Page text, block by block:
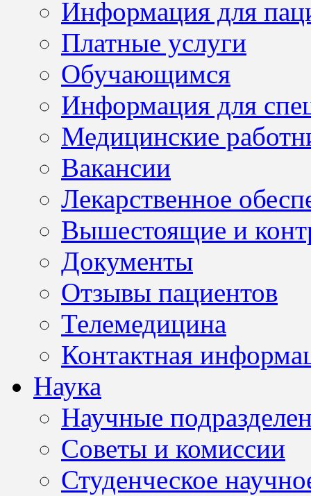
Информация для
Платные услуги
Обучающимся
Информация для
Медицинские
Вакансии
Лекарственное
Вышестоящие и
Документы
Отзывы пациентов
Телемедицина
Контактная
Наука
Научные
Советы и комиссии
Студенческое